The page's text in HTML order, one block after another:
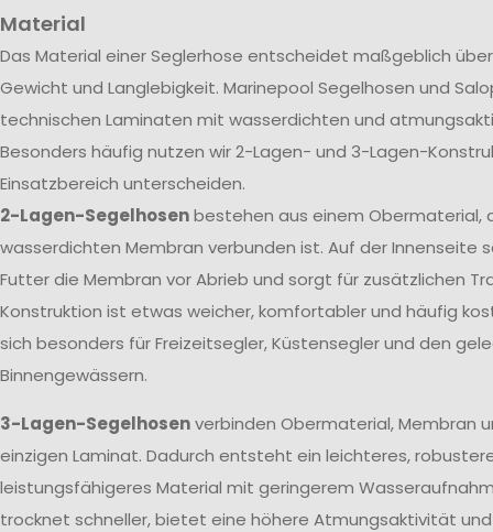
Material
Das Material einer Seglerhose entscheidet maßgeblich
Gewicht und Langlebigkeit. Marinepool Segelhosen und
technischen Laminaten mit wasserdichten und
Besonders häufig nutzen wir 2-Lagen- und 3-Lagen-
Einsatzbereich unterscheiden.
2-Lagen-Segelhosenbestehen aus einem Obermaterial,
wasserdichten Membran verbunden ist. Auf der Innenseite
Futter die Membran vor Abrieb und sorgt für zusätzlichen
Konstruktion ist etwas weicher, komfortabler und häufig
sich besonders für Freizeitsegler, Küstensegler und den
Binnengewässern.
3-Lagen-Segelhosenverbinden Obermaterial, Membran
einzigen Laminat. Dadurch entsteht ein leichteres,
leistungsfähigeres Material mit geringerem
trocknet schneller, bietet eine höhere Atmungsaktivität